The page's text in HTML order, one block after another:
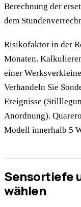
Berechnung der
dem
Risikofaktor in der
Monaten.
einer
Verhandeln Sie
Ereignisse
Anordnung).
Modell innerhalb 5
Sensortiefe
wählen